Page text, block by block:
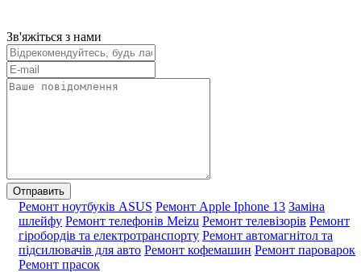
Зв'яжіться з нами
Ремонт ноутбуків ASUS Ремонт Apple Iphone 13 Заміна
шлейфу Ремонт телефонів Meizu Ремонт телевізорів Ремонт
гіробордів та електротранспорту Ремонт автомагнітол та
підсилювачів для авто Ремонт кофемашин Ремонт пароварок
Ремонт прасок